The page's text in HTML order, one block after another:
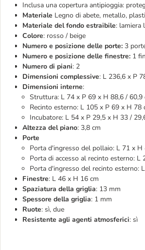
Inclusa una copertura antipioggia:
Materiale Legno di abete, metallo,
Materiale del fondo estraibile: lamiera
Colore: rosso / beige
Numero e posizione delle porte: 3
Numero e posizione delle finestre: 1
Numero di piani: 2
Dimensioni complessive: L 236,6 x P
Dimensioni interne:
Struttura: L 74 x P 69 x H 88,6 / 60,9
Recinto esterno: L 105 x P 69 x H 78
Incubatore: L 54 x P 29,5 x H 33 /
Altezza del piano: 3,8 cm
Porte
Porta d'ingresso del pollaio: L 71 x H
Porta di accesso al recinto esterno: L
Porta d'ingresso del recinto esterno:
Finestre: L 46 x H 16 cm
Spaziatura della griglia: 13 mm
Spessore della griglia: 1 mm
Ruote: sì, due
Resistente agli agenti atmosferici: sì